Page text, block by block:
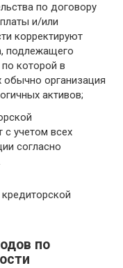
по договору
и/или
корректируют
подлежащего
которой в
обычно организация
активов;
учетом всех
согласно
по